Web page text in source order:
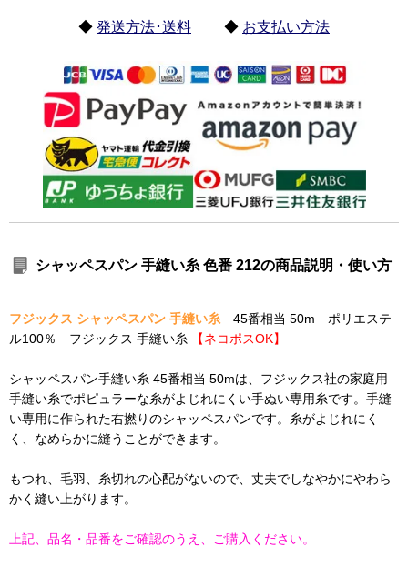
◆ 発送方法･送料 ◆ お支払い方法
シャッペスパン 手縫い糸 色番 212の商品説明・使い方
フジックス シャッペスパン 手縫い糸 45番相当 50m ポリエステ
ル100％ フジックス 手縫い糸
【ネコポスOK】
シャッペスパン手縫い糸 45番相当 50mは、フジックス社の家庭用
手縫い糸でポピュラーな糸がよじれにくい手ぬい専用糸です。手縫
い専用に作られた右撚りのシャッペスパンです。糸がよじれにく
く、なめらかに縫うことができます。
もつれ、毛羽、糸切れの心配がないので、丈夫でしなやかにやわら
かく縫い上がります。
上記、品名・品番をご確認のうえ、ご購入ください。